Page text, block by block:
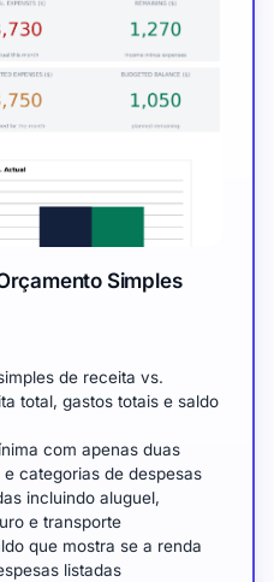
Simples
de receita vs.
total, gastos totais e saldo
com apenas duas
categorias de despesas
incluindo aluguel,
e transporte
que mostra se a renda
listadas